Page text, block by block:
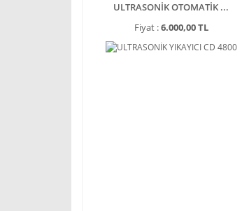
ULTRASONİK OTOMATİK ...
Fiyat :6.000,00 TL